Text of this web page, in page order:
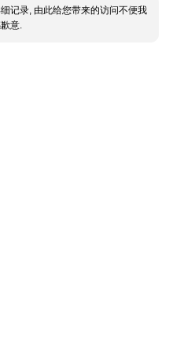
记录, 由此给您带来的访问不便我
意.